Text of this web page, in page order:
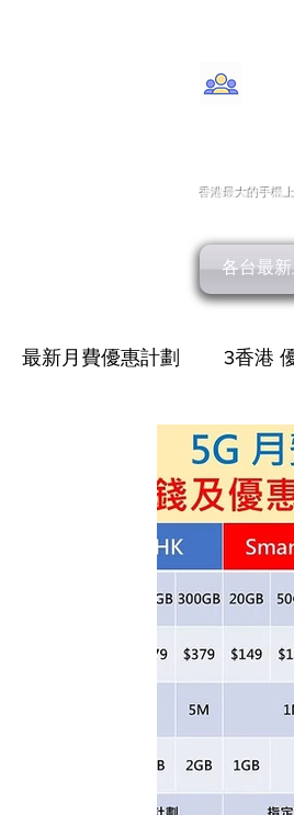
香港最大的手機上
各台最
最新月費優惠計劃 3香港
最新家居寬頻 優惠
香港寬頻 優惠 NOW
HKBN 香港寬頻 商業寬頻
HKT PCCW 商業寬頻 電